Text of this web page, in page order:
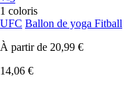
1 coloris
UFC Ballon de yoga Fitball
À partir de 20,99 €
14,06 €